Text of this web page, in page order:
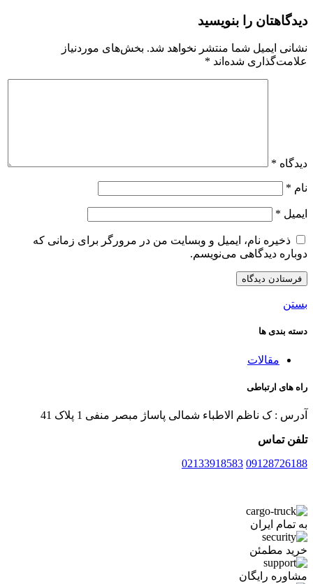
دیدگاهتان را بنویسید
نشانی ایمیل شما منتشر نخواهد شد. بخش‌های موردنیاز
علامت‌گذاری شده‌اند *
دیدگاه *
نام *
ایمیل *
ذخیره نام، ایمیل و وبسایت من در مرورگر برای زمانی که
دوباره دیدگاهی می‌نویسم.
بستن
دسته بندی ها
مقالات
راه های ارتباطی
آدرس : ک ناظم الاطباء شمالی پاساژ مبصر منفی 1 پلاک 41
تلفن تماس
09128726188
02133918583
به تمام ایران
خرید مطمئن
مشاوره رایگان